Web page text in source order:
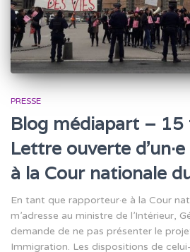
PRESSE
Blog médiapart –
Lettre ouverte
à la Cour nationale
En tant que rapporteur·e à la Cour
m’adresse au ministre de l’Intérieur,
demande de ne pas présenter le
Immigration. Les dispositions de